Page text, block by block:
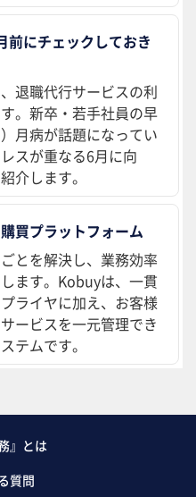
前にチェックしておき
退職代行サービスの利
。新卒・若手社員の早
月病が話題になってい
スが重なる6月に向
介します。
買プラットフォーム
とを解決し、業務効率
ます。Kobuyは、一貫
ライヤに加え、お客様
ービスを一元管理でき
テムです。
』とは
質問